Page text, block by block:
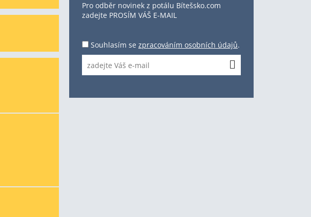
Pro odběr novinek z potálu Bítešsko.com
zadejte PROSÍM VÁŠ E-MAIL
Souhlasím se zpracováním osobních údajů.